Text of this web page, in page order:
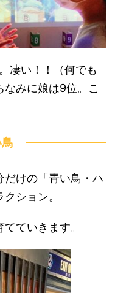
凄い！！（何でも
みに娘は9位。こ
だけの「青い鳥・ハ
ション。
ていきます。